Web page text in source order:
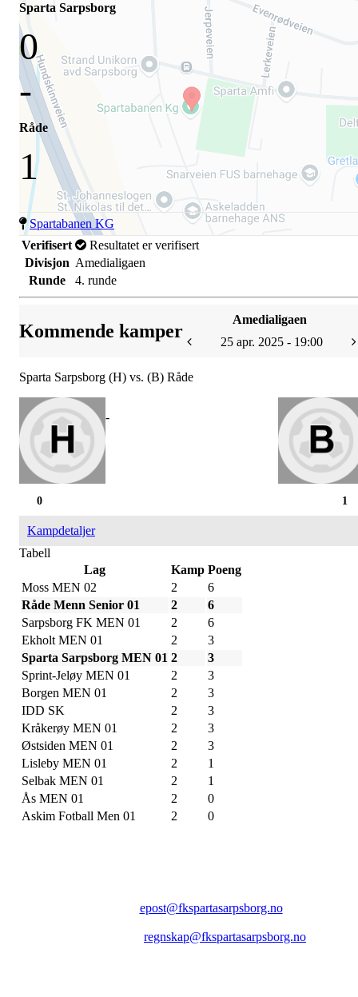
Sparta Sarpsborg
0
-
Råde
1
Spartabanen KG
Verifisert
Resultatet er verifisert
Divisjon Amedialigaen
Runde
4. runde
Kommende kamper
Amedialigaen
25 apr. 2025 - 19:00
Sparta Sarpsborg (H) vs. (B) Råde
-
1
0
Kampdetaljer
Tabell
Lag
Kamp Poeng
Moss MEN 02
2
6
Råde Menn Senior 01
2
6
Sarpsborg FK MEN 01
2
6
Ekholt MEN 01
2
3
Sparta Sarpsborg MEN 01 2
3
Sprint-Jeløy MEN 01
2
3
Borgen MEN 01
2
3
IDD SK
2
3
Kråkerøy MEN 01
2
3
Østsiden MEN 01
2
3
Lisleby MEN 01
2
1
Selbak MEN 01
2
1
Ås MEN 01
2
0
Askim Fotball Men 01
2 0
epost@fkspartasarpsborg.no
regnskap@fkspartasarpsborg.no